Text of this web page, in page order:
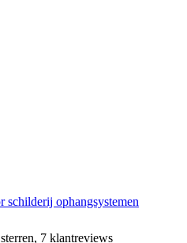
ophangsystemen
7 klantreviews